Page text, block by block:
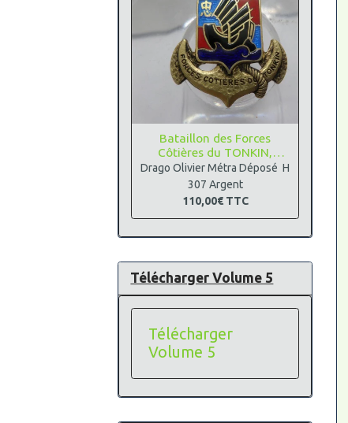
Bataillon des Forces
Côtières du TONKIN,
Argent
Drago Olivier Métra Déposé H
307 Argent
110,00€ TTC
Télécharger Volume 5
Télécharger
Volume 5